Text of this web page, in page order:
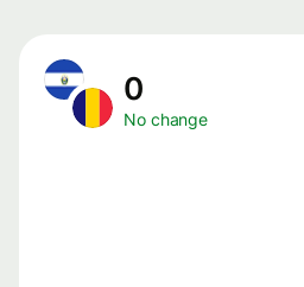
No change